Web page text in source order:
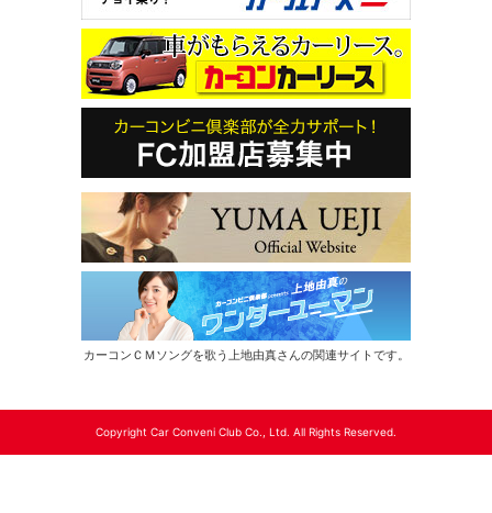
カーコンＣＭソングを歌う上地由真さんの関連サイトです。
Copyright Car Conveni Club Co., Ltd. All Rights Reserved.